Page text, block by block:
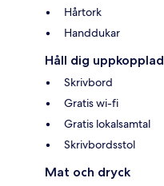
Hårtork
Handdukar
Håll dig uppkopplad
Skrivbord
Gratis wi-fi
Gratis lokalsamtal
Skrivbordsstol
Mat och dryck